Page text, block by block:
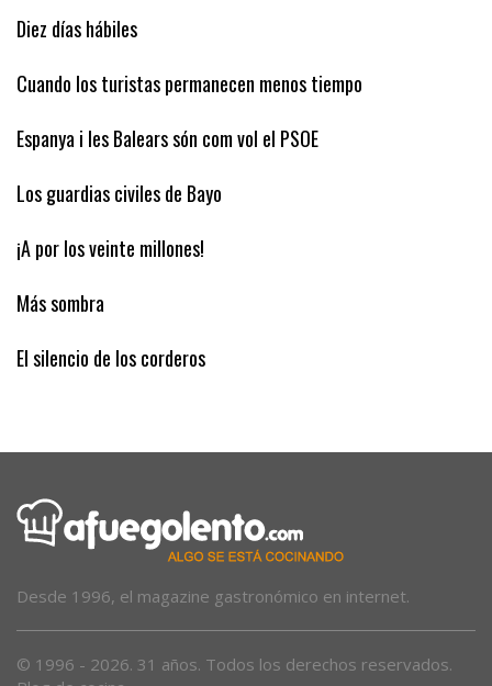
Diez días hábiles
Cuando los turistas permanecen menos tiempo
Espanya i les Balears són com vol el PSOE
Los guardias civiles de Bayo
¡A por los veinte millones!
Más sombra
El silencio de los corderos
Desde 1996, el magazine gastronómico en internet.
© 1996 - 2026. 31 años. Todos los derechos reservados.